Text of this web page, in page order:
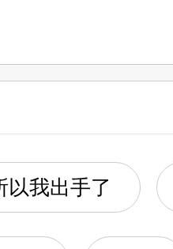
以我出手了